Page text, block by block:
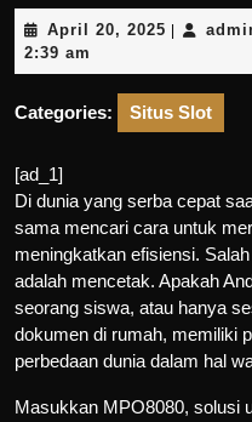
April 20, 2025 April
2025
2:39 am
Categories: Situs Slot
[ad_1]
Di dunia yang serba cepat
sama mencari cara untuk
meningkatkan efisiensi.
adalah mencetak. Apakah
seorang siswa, atau hanya
dokumen di rumah, memiliki
perbedaan dunia dalam hal
Masukkan MPO8080, solusi